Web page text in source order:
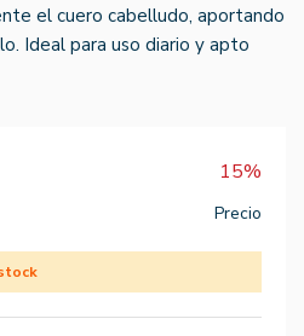
el cuero cabelludo, aportando
Ideal para uso diario y apto
15%
Precio